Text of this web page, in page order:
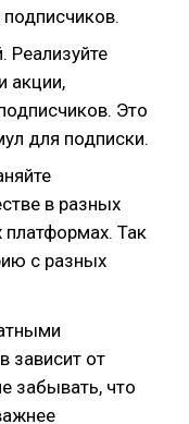
Реализуйте
акции,
Это
для подписки.
в разных
платформах. Так
с разных
зависит от
забывать, что